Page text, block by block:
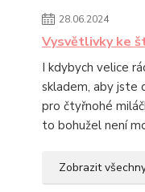
28.06.2024
Vysvětlivky ke
I kdybych velice
skladem, aby jste
pro čtyřnohé
to bohužel není
Zobrazit